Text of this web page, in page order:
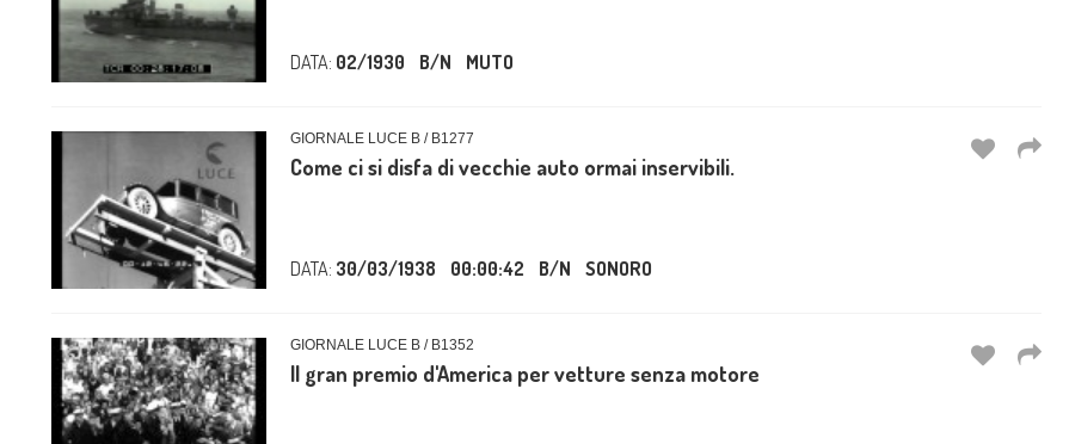
DATA: 02/1930 B/N MUTO
GIORNALE LUCE B / B1277
Come ci si disfa di vecchie auto ormai inservibili.
DATA: 30/03/1938 00:00:42 B/N SONORO
GIORNALE LUCE B / B1352
Il gran premio d'America per vetture senza motore